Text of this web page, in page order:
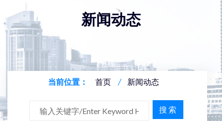
新闻动态
当前位置： 首页 新闻动态
搜 索